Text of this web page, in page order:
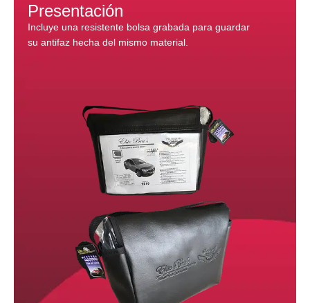
Presentación
Incluye una resistente bolsa grabada para guardar
su antifaz hecha del mismo material.